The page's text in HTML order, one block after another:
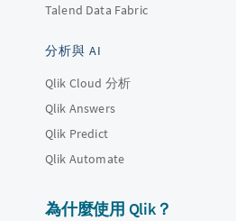
Talend Data Fabric
分析與 AI
Qlik Cloud 分析
Qlik Answers
Qlik Predict
Qlik Automate
為什麼使用 Qlik？